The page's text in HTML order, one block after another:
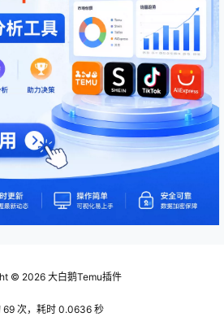
© 2026大白鹅Temu插件
69 次，耗时 0.0636 秒